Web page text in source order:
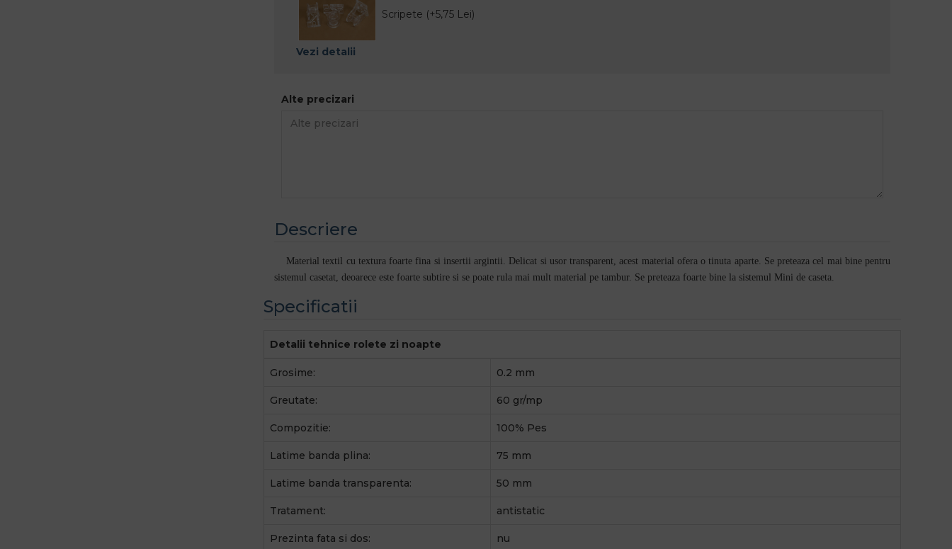
Scripete (+5,75 Lei)
Vezi detalii
Alte precizari
Descriere
Material textil cu textura foarte fina si insertii argintii. Delicat si usor transparent, acest material ofera o tinuta aparte. Se preteaza cel mai bine pentru
sistemul casetat, deoarece este foarte subtire si se poate rula mai mult material pe tambur. Se preteaza foarte bine la sistemul Mini de caseta.
Specificatii
Detalii tehnice rolete zi noapte
Grosime: 0.2 mm
Greutate: 60 gr/mp
Compozitie: 100% Pes
Latime banda plina: 75 mm
Latime banda transparenta: 50 mm
Tratament: antistatic
Prezinta fata si dos: nu